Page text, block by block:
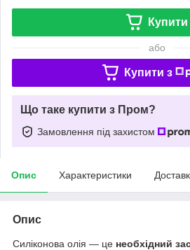
Купити
або
Купити з
Що таке купити з Пром?
Замовлення під захистом
Опис Характеристики
Опис
Силіконова олія — це необхідний